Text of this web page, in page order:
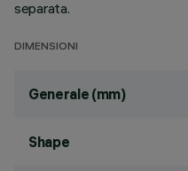
separata.
DIMENSIONI
Generale (mm)
Shape